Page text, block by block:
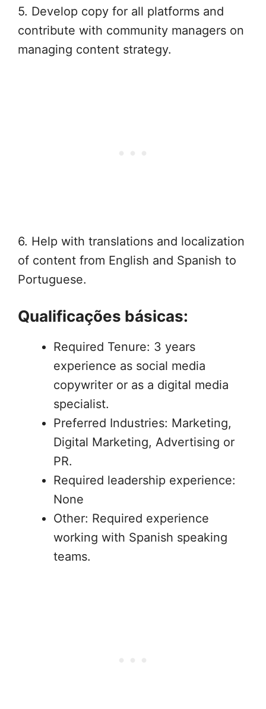
5. Develop copy for all platforms and
contribute with community managers on
managing content strategy.
6. Help with translations and localization
of content from English and Spanish to
Portuguese.
Qualificações básicas:
Required Tenure: 3 years
experience as social media
copywriter or as a digital media
specialist.
Preferred Industries: Marketing,
Digital Marketing, Advertising or
PR.
Required leadership experience:
None
Other: Required experience
working with Spanish speaking
teams.